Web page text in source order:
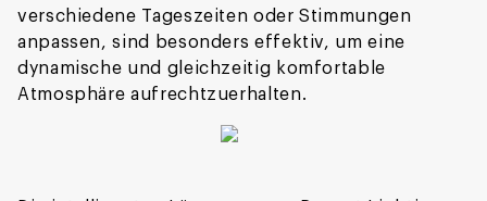
verschiedene Tageszeiten oder Stimmungen
anpassen, sind besonders effektiv, um eine
dynamische und gleichzeitig komfortable
Atmosphäre aufrechtzuerhalten.